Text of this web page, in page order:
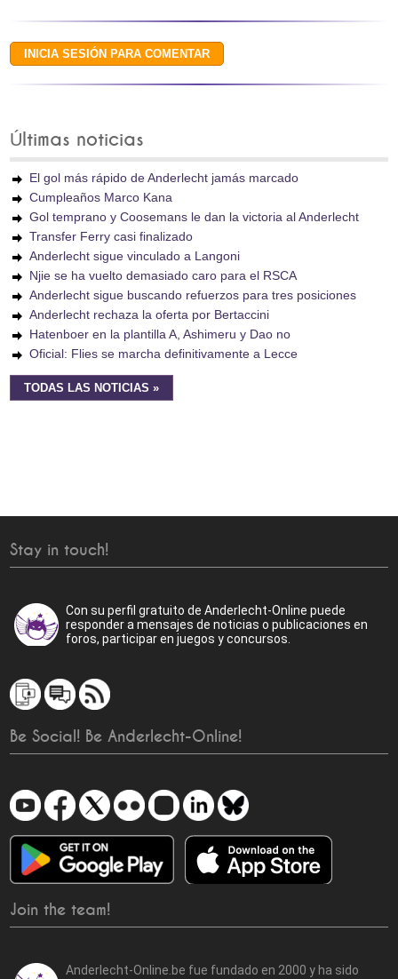
Últimas noticias
El gol más rápido de Anderlecht jamás marcado
Cumpleaños Marco Kana
Gol temprano y Coosemans le dan la victoria al Anderlecht
Transfer Ferry casi finalizado
Anderlecht sigue vinculado a Langoni
Njie se ha vuelto demasiado caro para el RSCA
Anderlecht sigue buscando refuerzos para tres posiciones
Anderlecht rechaza la oferta por Bertaccini
Hatenboer en la plantilla A, Ashimeru y Dao no
Oficial: Flies se marcha definitivamente a Lecce
TODAS LAS NOTICIAS »
Stay in touch!
Con su perfil gratuito de Anderlecht-Online puede
responder a mensajes de noticias o publicaciones en
foros, participar en juegos y concursos.
Be Social! Be Anderlecht-Online!
Join the team!
Anderlecht-Online.be fue fundado en 2000 y ha sido